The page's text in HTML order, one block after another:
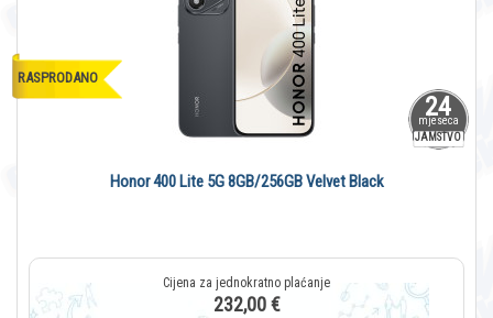
24
mjeseca
JAMSTVO
RASPRODANO
Honor 400 Lite 5G 8GB/256GB Velvet Black
232,00 €